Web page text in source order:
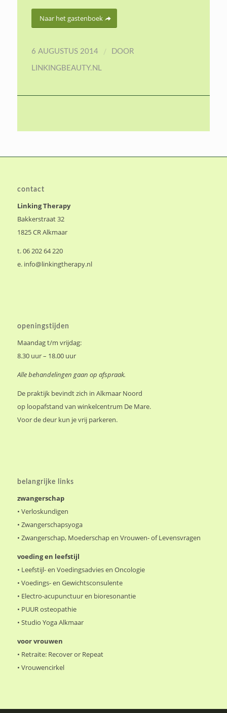
Naar het gastenboek
6 AUGUSTUS 2014 / DOOR
LINKINGBEAUTY.NL
contact
Linking Therapy
Bakkerstraat 32
1825 CR Alkmaar
t. 06 202 64 220
e. info@linkingtherapy.nl
openingstijden
Maandag t/m vrijdag:
8.30 uur – 18.00 uur
Alle behandelingen gaan op afspraak.
De praktijk bevindt zich in Alkmaar Noord
op loopafstand van winkelcentrum De Mare.
Voor de deur kun je vrij parkeren.
belangrijke links
zwangerschap
• Verloskundigen
• Zwangerschapsyoga
• Zwangerschap, Moederschap en Vrouwen- of Levensvragen
voeding en leefstijl
• Leefstijl- en Voedingsadvies en Oncologie
• Voedings- en Gewichtsconsulente
• Electro-acupunctuur en bioresonantie
• PUUR osteopathie
• Studio Yoga Alkmaar
voor vrouwen
• Retraite: Recover or Repeat
• Vrouwencirkel